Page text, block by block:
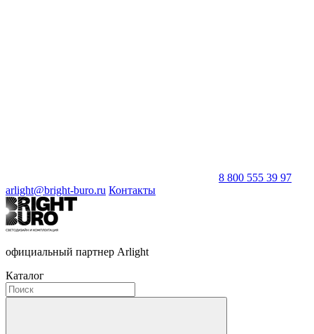
8 800 555 39 97
arlight@bright-buro.ru Контакты
официальный партнер Arlight
Каталог